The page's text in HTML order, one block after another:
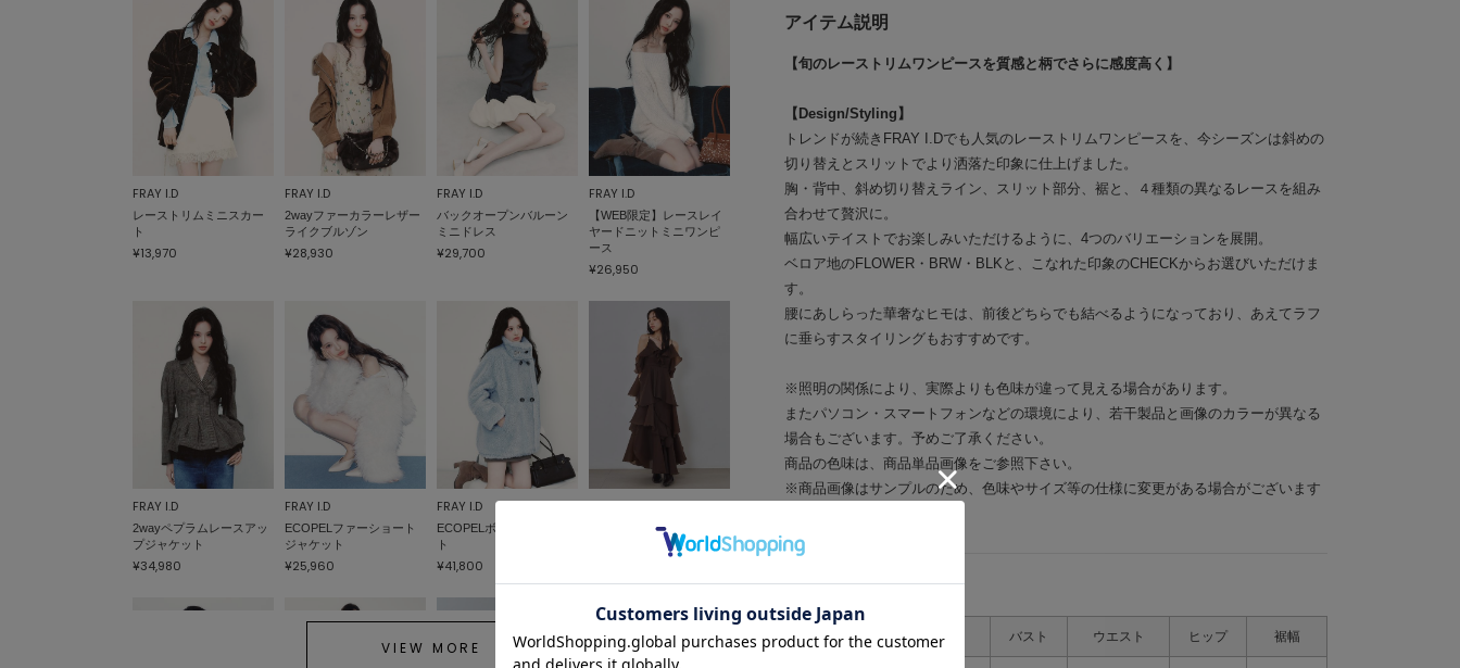
アイテム説明
【旬のレーストリムワンピースを質感と柄でさらに感度高く】
【Design/Styling】
トレンドが続きFRAY I.Dでも人気のレーストリムワンピースを、今シーズンは斜めの
切り替えとスリットでより洒落た印象に仕上げました。
胸・背中、斜め切り替えライン、スリット部分、裾と、４種類の異なるレースを組み
合わせて贅沢に。
幅広いテイストでお楽しみいただけるように、4つのバリエーションを展開。
ベロア地のFLOWER・BRW・BLKと、こなれた印象のCHECKからお選びいただけま
す。
腰にあしらった華奢なヒモは、前後どちらでも結べるようになっており、あえてラフ
に垂らすスタイリングもおすすめです。
※照明の関係により、実際よりも色味が違って見える場合があります。
またパソコン・スマートフォンなどの環境により、若干製品と画像のカラーが異なる
場合もございます。予めご了承ください。
商品の色味は、商品単品画像をご参照下さい。
※商品画像はサンプルのため、色味やサイズ等の仕様に変更がある場合がございます
アイテムサイズ
サイズ表記 着丈 バスト ウエスト ヒップ 裾幅
FRAY I.D
レーストリムミニスカー
ト
¥13,970
FRAY I.D
2wayファーカラーレザー
ライクブルゾン
¥28,930
FRAY I.D
バックオープンバルーン
ミニドレス
¥29,700
FRAY I.D
【WEB限定】レースレイ
ヤードニットミニワンピ
ース
¥26,950
FRAY I.D
2wayペプラムレースアッ
プジャケット
¥34,980
FRAY I.D
ECOPELファーショート
ジャケット
¥25,960
FRAY I.D
ECOPELボアミドルコー
ト
¥41,800
FRAY I.D
2wayフリルキャミワンピ
VIEW MORE